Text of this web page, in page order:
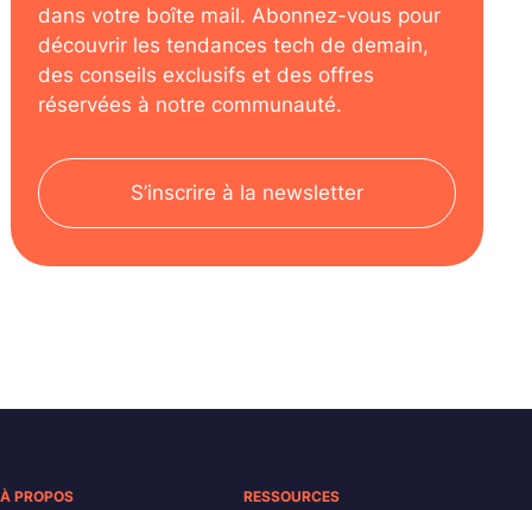
dans votre boîte mail. Abonnez-vous pour
découvrir les tendances tech de demain,
des conseils exclusifs et des offres
réservées à notre communauté.
S’inscrire à la newsletter
À PROPOS RESSOURCES